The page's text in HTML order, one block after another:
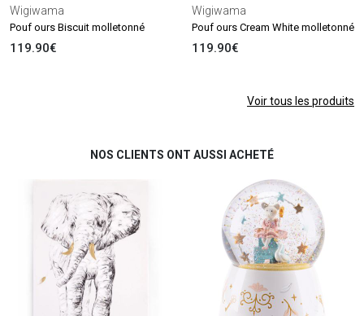
Wigiwama
Pouf ours Biscuit molletonné
119.90€
Wigiwama
Pouf ours Cream White molletonné
119.90€
Voir tous les produits
NOS CLIENTS ONT AUSSI ACHETÉ